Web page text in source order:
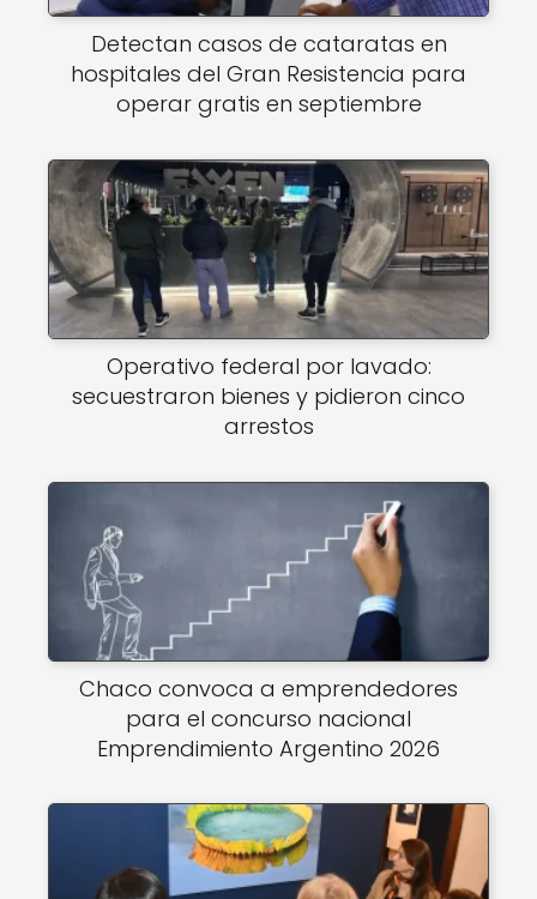
Detectan casos de cataratas en
hospitales del Gran Resistencia para
operar gratis en septiembre
Operativo federal por lavado:
secuestraron bienes y pidieron cinco
arrestos
Chaco convoca a emprendedores
para el concurso nacional
Emprendimiento Argentino 2026